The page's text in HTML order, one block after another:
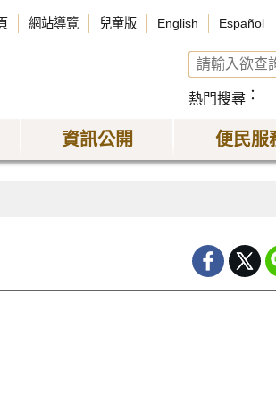
網站導覽 兒童版 English Español
熱門搜尋
資訊公開 便民服